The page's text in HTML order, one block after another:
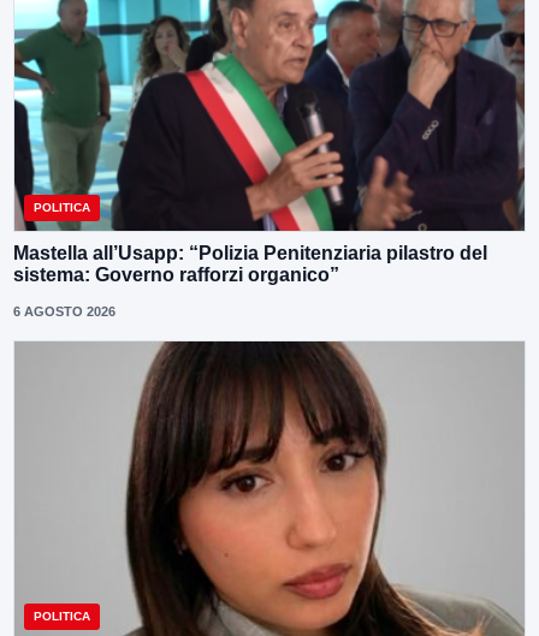
POLITICA
Mastella all’Usapp: “Polizia Penitenziaria pilastro del
sistema: Governo rafforzi organico”
6 AGOSTO 2026
POLITICA